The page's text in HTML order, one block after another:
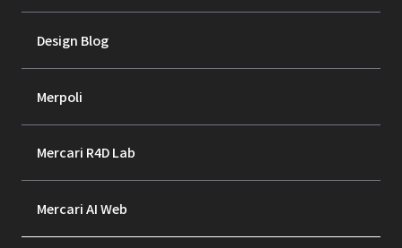
Design Blog
Merpoli
Mercari R4D Lab
Mercari AI Web